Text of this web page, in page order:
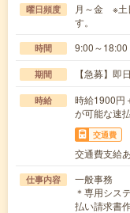
曜日頻度
月～金 ※土
す。
時間 9:00～
期間 【急募】即
時給
時給1900
が可能な速
交通費
交通費支給
仕事内容
一般事務
＊専用シス
払い請求書